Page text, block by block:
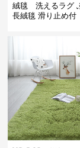
絨毯 洗えるラグ
長絨毯 滑り止め付